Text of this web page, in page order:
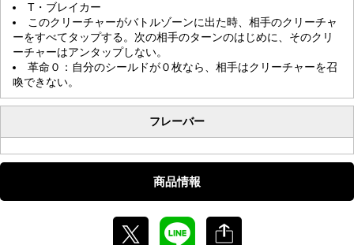
T・ブレイカー
このクリーチャーがバトルゾーンに出た時、相手のクリーチャ
ーをすべてタップする。次の相手のターンのはじめに、そのクリ
ーチャーはアンタップしない。
革命０：自分のシールドが０枚なら、相手はクリーチャーを召
喚できない。
フレーバー
商品情報